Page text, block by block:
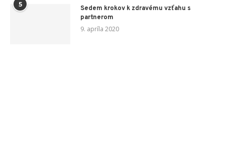
5
Sedem krokov k zdravému vzťahu s
partnerom
9. apríla 2020